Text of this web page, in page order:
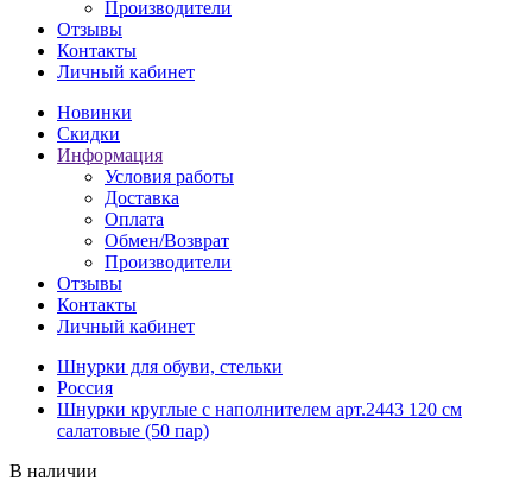
Производители
Отзывы
Контакты
Личный кабинет
Новинки
Скидки
Информация
Условия работы
Доставка
Оплата
Обмен/Возврат
Производители
Отзывы
Контакты
Личный кабинет
Шнурки для обуви, стельки
Россия
Шнурки круглые с наполнителем арт.2443 120 см
салатовые (50 пар)
В наличии